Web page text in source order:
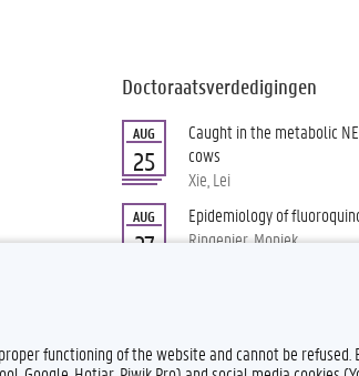
Doctoraatsverdedigingen
AUG
25
Caught in the metabolic
cows
Xie, Lei
AUG
27
Epidemiology of
Ringenier, Moniek
functioning of the website and cannot be refused.